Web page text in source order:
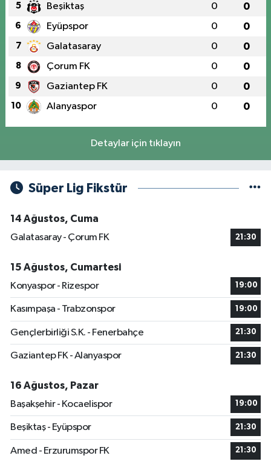
5 Beşiktaş 0 0
6 Eyüpspor 0 0
7 Galatasaray 0 0
8 Çorum FK 0 0
9 Gaziantep FK 0 0
10 Alanyaspor 0 0
Detaylar için tıklayın
Süper Lig Fikstür
14 Ağustos, Cuma
Galatasaray - Çorum FK
21:30
15 Ağustos, Cumartesi
Konyaspor - Rizespor
19:00
Kasımpaşa - Trabzonspor 19:00
Gençlerbirliği S.K. - Fenerbahçe 21:30
Gaziantep FK - Alanyaspor 21:30
16 Ağustos, Pazar
Başakşehir - Kocaelispor
19:00
Beşiktaş - Eyüpspor 21:30
Amed - Erzurumspor FK 21:30